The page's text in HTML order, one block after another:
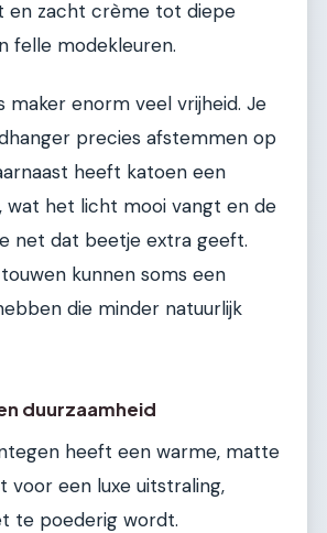
en zacht crème tot diepe
felle modekleuren.
maker enorm veel vrijheid. Je
precies afstemmen op
heeft katoen een
wat het licht mooi vangt en de
net dat beetje extra geeft.
kunnen soms een
die minder natuurlijk
duurzaamheid
heeft een warme, matte
voor een luxe uitstraling,
te poederig wordt.